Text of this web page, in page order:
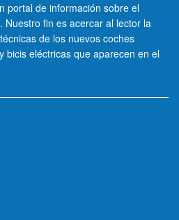
portal de información sobre el
Nuestro fin es acercar al lector la
de los nuevos coches
bicis eléctricas que aparecen en el